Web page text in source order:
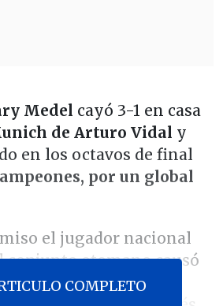
Medel cayó 3-1 en casa
de Arturo Vidal y
en los octavos de final
por un global
el jugador nacional
conjunto otomano causó
debido a una
COMPLETO